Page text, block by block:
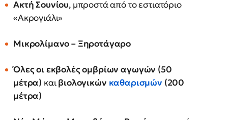
Ακτή Σουνίου, μπροστά από το εστιατόριο
«Ακρογιάλι»
Μικρολίμανο – Ξηροτάγαρο
Όλες οι εκβολές ομβρίων αγωγών (50
μέτρα) καιβιολογικών καθαρισμών (200
μέτρα)